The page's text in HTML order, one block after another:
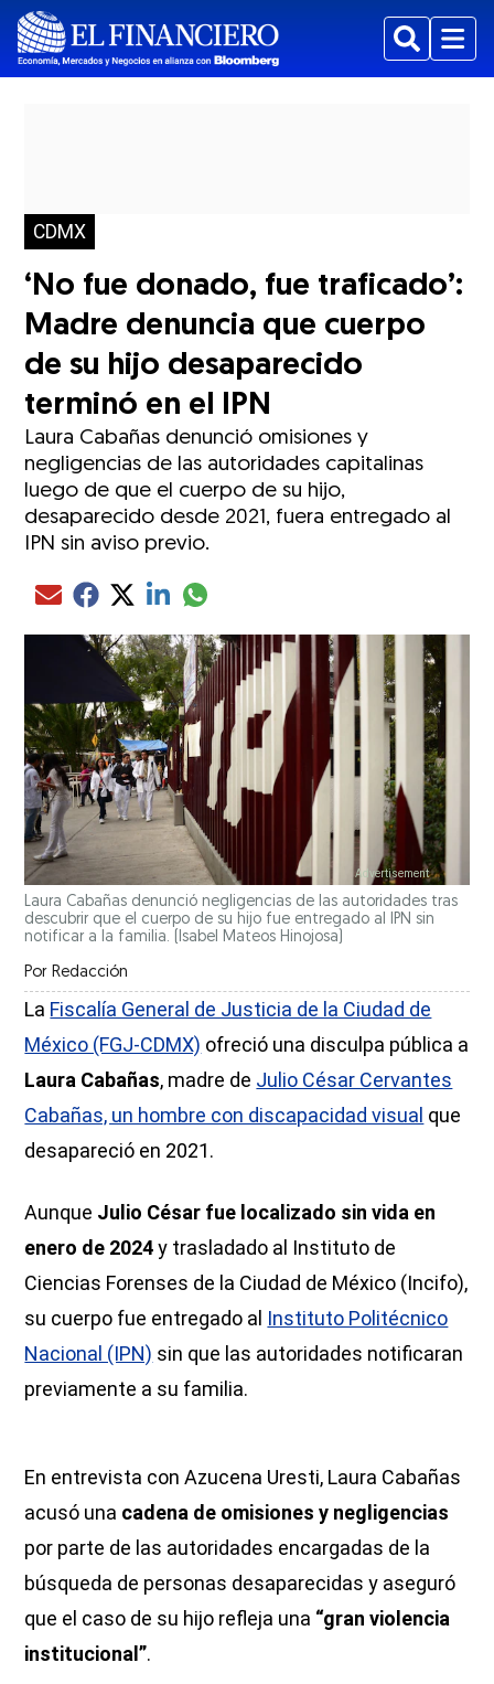
BuscarMenu
CDMX
‘No fue donado, fue traficado’:
Madre denuncia que cuerpo
de su hijo desaparecido
terminó en el IPN
Laura Cabañas denunció omisiones y
negligencias de las autoridades capitalinas
luego de que el cuerpo de su hijo,
desaparecido desde 2021, fuera entregado al
IPN sin aviso previo.
Compartir el artículo actual mediante Email
Compartir el artículo actual mediante Facebook
Compartir el artículo actual mediante Twitter
Compartir el artículo actual mediante LinkedIn
Compartir el artículo actual mediante
Laura Cabañas denunció negligencias de las autoridades tras
descubrir que el cuerpo de su hijo fue entregado al IPN sin
notificar a la familia.
(Isabel Mateos Hinojosa)
Por Redacción
La Fiscalía General de Justicia de la Ciudad de
México (FGJ-CDMX) ofreció una disculpa pública a
Laura Cabañas, madre de Julio César Cervantes
Cabañas, un hombre con discapacidad visual que
desapareció en 2021.
Aunque Julio César fue localizado sin vida en
enero de 2024y trasladado al Instituto de
Ciencias Forenses de la Ciudad de México (Incifo),
su cuerpo fue entregado al Instituto Politécnico
Nacional (IPN) sin que las autoridades notificaran
previamente a su familia.
En entrevista con Azucena Uresti, Laura Cabañas
acusó una cadena de omisiones y negligencias
por parte de las autoridades encargadas de la
búsqueda de personas desaparecidas y aseguró
que el caso de su hijo refleja una “gran violencia
institucional”.